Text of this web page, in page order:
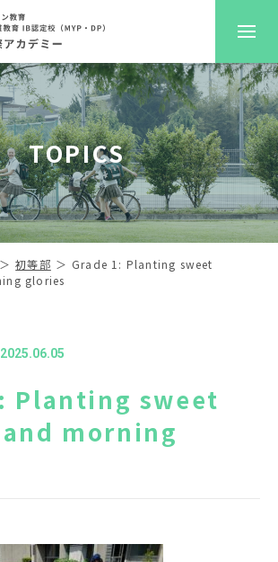
Topics
TOPICS
初等部
Grade 1: Planting sweet
glories
2025.06.05
Planting sweet
morning